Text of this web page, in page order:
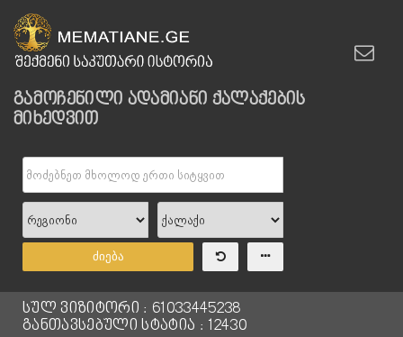
გამოჩენილი ადამიანი ქალაქების
მიხედვით
ძიება
სულ ვიზიტორი : 61033445238
განთავსებული სტატია : 12430